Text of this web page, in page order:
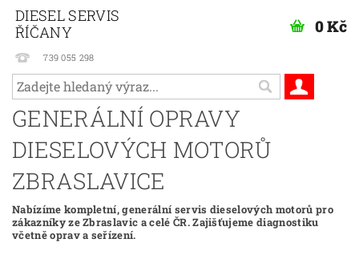
DIESEL SERVIS
ŘÍČANY
739 055 298
0 Kč
GENERÁLNÍ OPRAVY
DIESELOVÝCH MOTORŮ
ZBRASLAVICE
Nabízíme kompletní, generální servis dieselových motorů pro
zákazníky ze Zbraslavic a celé ČR. Zajišťujeme diagnostiku
včetně oprav a seřízení.